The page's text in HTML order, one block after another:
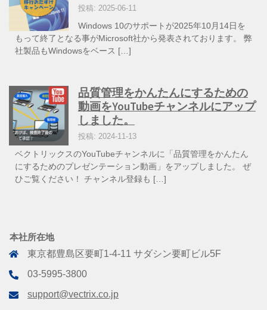
投稿: 2025-06-11
Windows 10のサポートが2025年10月14日を
もって終了となる事がMicrosoft社から発表されております。 弊
社製品もWindowsをベース […]
品質管理をかんたんにするための
動画をYouTubeチャンネルにアップ
しました。
投稿: 2024-11-13
ベクトリックスのYouTubeチャンネルに「品質管理をかんたん
にするためのプレゼンテーション動画」をアップしました。 ぜ
ひご覧ください！ チャンネル登録も […]
本社所在地
東京都豊島区要町1-4-11 サダシン要町ビル5F
03-5995-3800
support@vectrix.co.jp